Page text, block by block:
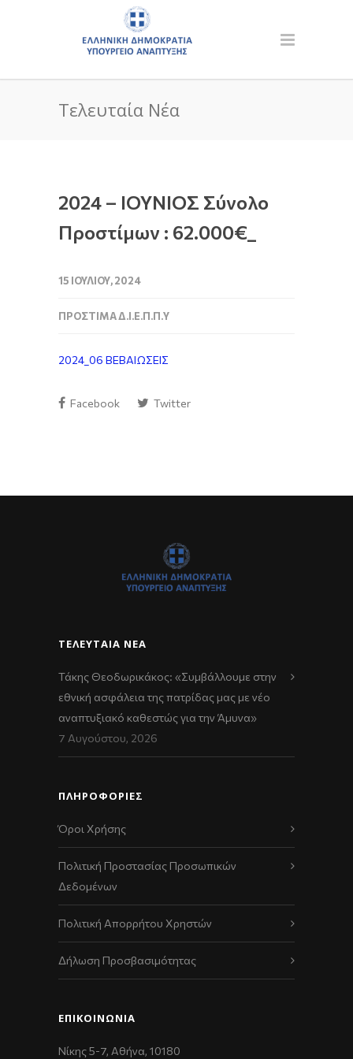
Τελευταία Νέα
2024 – ΙΟΥΝΙΟΣ Σύνολο
Προστίμων : 62.000€_
15 ΙΟΥΛΊΟΥ, 2024
ΠΡΌΣΤΙΜΑ Δ.Ι.Ε.Π.Π.Υ
2024_06 ΒΕΒΑΙΩΣΕΙΣ
Facebook Twitter
ΤΕΛΕΥΤΑΊΑ ΝΈΑ
Τάκης Θεοδωρικάκος: «Συμβάλλουμε στην
εθνική ασφάλεια της πατρίδας μας με νέο
αναπτυξιακό καθεστώς για την Άμυνα»
7 Αυγούστου, 2026
ΠΛΗΡΟΦΟΡΙΕΣ
Όροι Χρήσης
Πολιτική Προστασίας Προσωπικών
Δεδομένων
Πολιτική Απορρήτου Χρηστών
Δήλωση Προσβασιμότητας
ΕΠΙΚΟΙΝΩΝΊΑ
Νίκης 5-7, Αθήνα, 10180